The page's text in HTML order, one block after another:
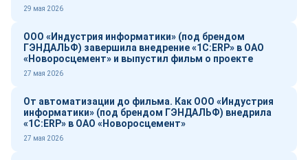
29 мая 2026
ООО «Индустрия информатики» (под брендом
ГЭНДАЛЬФ) завершила внедрение «1С:ERP» в ОАО
«Новоросцемент» и выпустил фильм о проекте
27 мая 2026
От автоматизации до фильма. Как ООО «Индустрия
информатики» (под брендом ГЭНДАЛЬФ) внедрила
«1С:ERP» в ОАО «Новоросцемент»
27 мая 2026